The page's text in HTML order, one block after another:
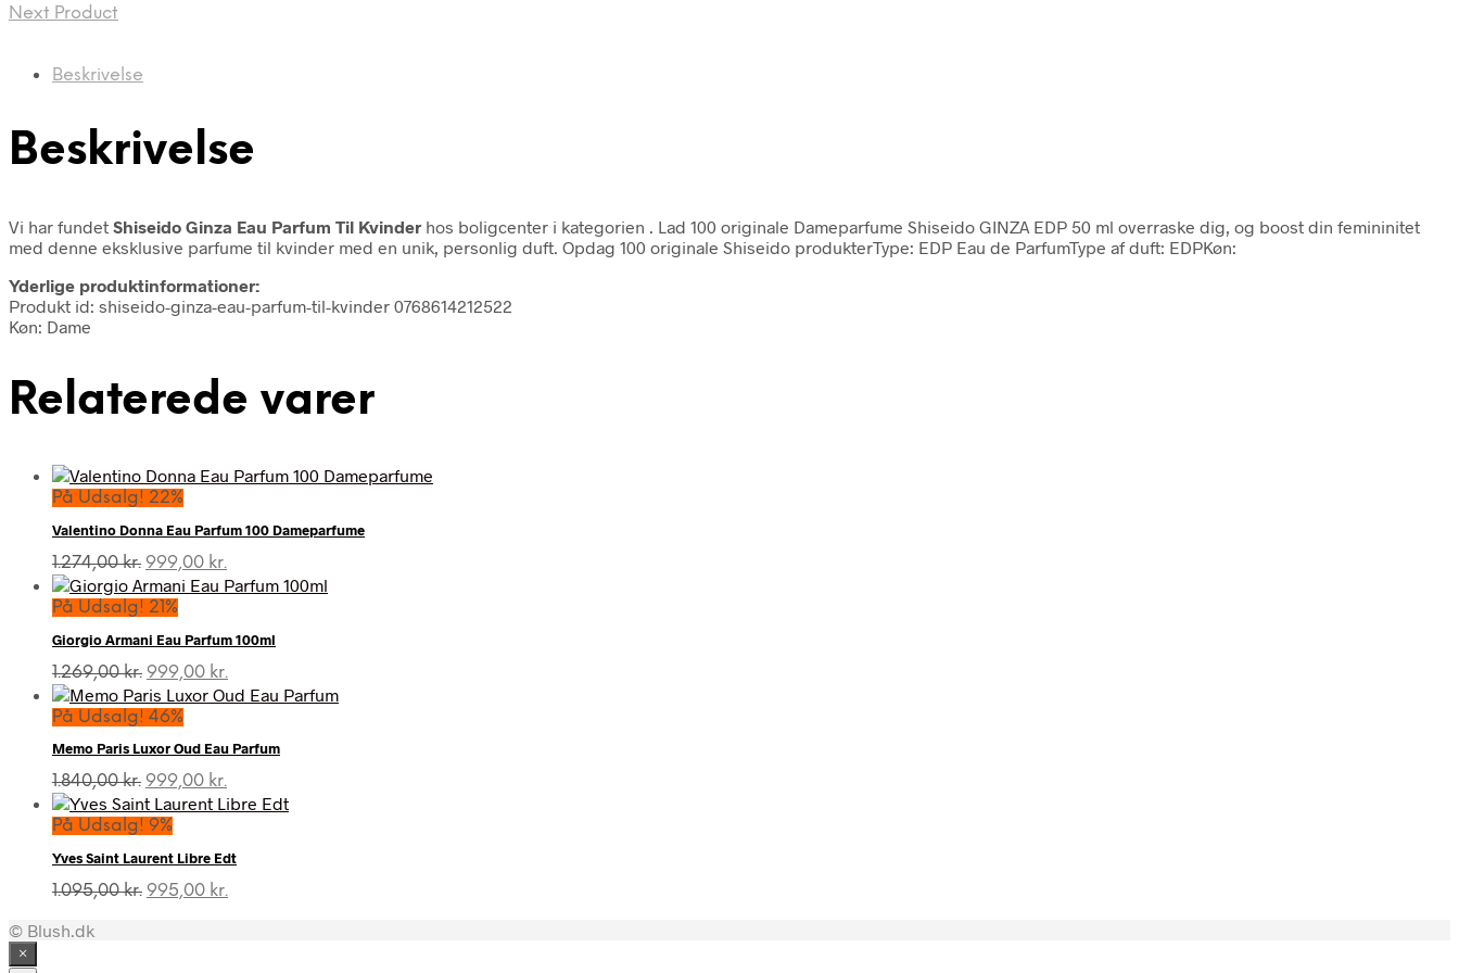
Next Product
Beskrivelse
Beskrivelse
Vi har fundet Shiseido Ginza Eau Parfum Til Kvinder hos boligcenter i kategorien
. Lad 100 originale Dameparfume Shiseido GINZA EDP 50 ml overraske dig, og boost din femininitet
med denne eksklusive parfume til kvinder med en unik, personlig duft. Opdag 100 originale Shiseido produkterType: EDP Eau de ParfumType af duft: EDPKøn:
Yderlige produktinformationer:
Produkt id: shiseido-ginza-eau-parfum-til-kvinder 0768614212522
Køn: Dame
Relaterede varer
På Udsalg! 22%
Valentino Donna Eau Parfum 100 Dameparfume
1.274,00kr. Den
oprindelige
pris
1.274,00 kr..
999,00 kr.
aktuelle
999,00 kr..
På Udsalg! 21%
Giorgio Armani Eau Parfum 100ml
1.269,00kr. Den
oprindelige
pris
1.269,00 kr..
999,00 kr.
aktuelle
999,00 kr..
På Udsalg! 46%
Memo Paris Luxor Oud Eau Parfum
1.840,00kr. Den
oprindelige
pris
1.840,00 kr..
999,00 kr.
aktuelle
999,00 kr..
På Udsalg! 9%
Yves Saint Laurent Libre Edt
1.095,00kr. Den
995,00 kr.
© Blush.dk
×